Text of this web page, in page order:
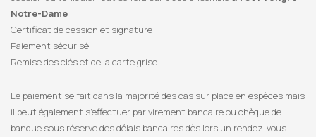
Notre-Dame !
Certificat de cession et signature
Paiement sécurisé
Remise des clés et de la carte grise
Le paiement se fait dans la majorité des cas sur place en espèces mais
il peut également s’effectuer par virement bancaire ou chèque de
banque sous réserve des délais bancaires dès lors un rendez-vous